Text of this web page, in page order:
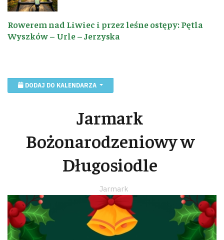
Rowerem nad Liwiec i przez leśne ostępy: Pętla
Wyszków – Urle – Jerzyska
DODAJ DO KALENDARZA
Jarmark
Bożonarodzeniowy w
Długosiodle
Jarmark